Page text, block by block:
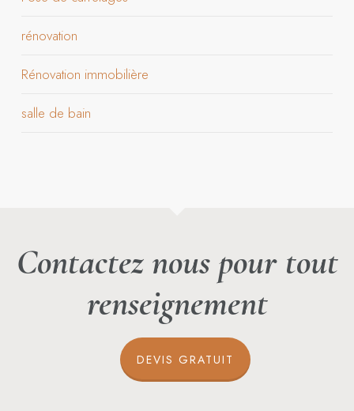
rénovation
Rénovation immobilière
salle de bain
Contactez nous pour tout
renseignement
DEVIS GRATUIT